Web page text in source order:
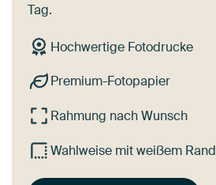
Tag.
Hochwertige Fotodrucke
Premium-Fotopapier
Rahmung nach Wunsch
Wahlweise mit weißem Rand